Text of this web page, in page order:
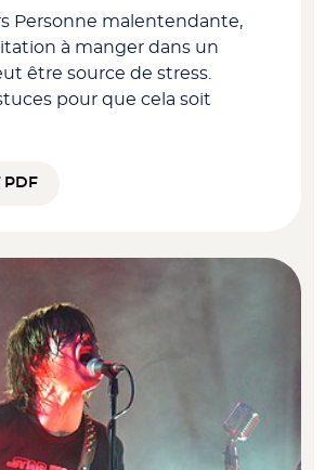
Personne malentendante,
à manger dans un
être source de stress.
pour que cela soit
PDF